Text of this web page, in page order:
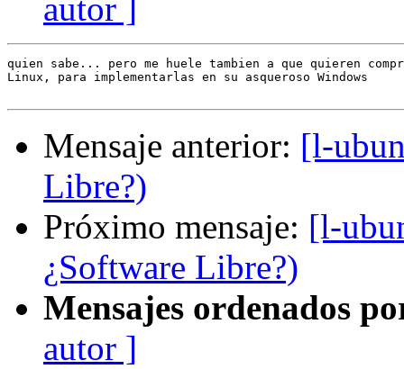
autor ]
quien sabe... pero me huele tambien a que quieren
Linux, para implementarlas en su asqueroso Windows
Mensaje anterior: [l-
Libre?)
Próximo mensaje: [l-
¿Software Libre?)
Mensajes ordenados
autor ]